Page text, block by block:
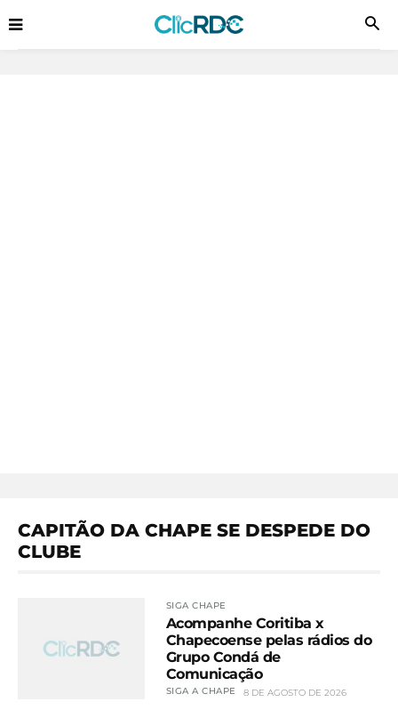
CAPITÃO DA CHAPE SE DESPEDE DO
CLUBE
SIGA CHAPE
Acompanhe Coritiba x
Chapecoense pelas rádios do
Grupo Condá de
Comunicação
SIGA A CHAPE 8 DE AGOSTO DE 2026